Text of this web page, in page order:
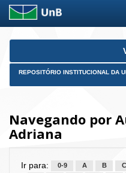
Skip
REPOSITÓRIO INSTITUCIONAL DA
Navegando por
Adriana
Ir para: 0-9 A B C